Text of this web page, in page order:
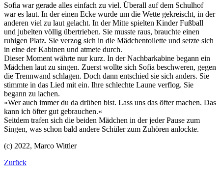
Sofia war gerade alles einfach zu viel. Überall auf dem Schulhof
war es laut. In der einen Ecke wurde um die Wette gekreischt, in der
anderen viel zu laut gelacht. In der Mitte spielten Kinder Fußball
und jubelten völlig übertrieben. Sie musste raus, brauchte einen
ruhigen Platz. Sie verzog sich in die Mädchentoilette und setzte sich
in eine der Kabinen und atmete durch.
Dieser Moment währte nur kurz. In der Nachbarkabine begann ein
Mädchen laut zu singen. Zuerst wollte sich Sofia beschweren, gegen
die Trennwand schlagen. Doch dann entschied sie sich anders. Sie
stimmte in das Lied mit ein. Ihre schlechte Laune verflog. Sie
begann zu lachen.
»Wer auch immer du da drüben bist. Lass uns das öfter machen. Das
kann ich öfter gut gebrauchen.«
Seitdem trafen sich die beiden Mädchen in der jeder Pause zum
Singen, was schon bald andere Schüler zum Zuhören anlockte.
(c) 2022, Marco Wittler
Zurück